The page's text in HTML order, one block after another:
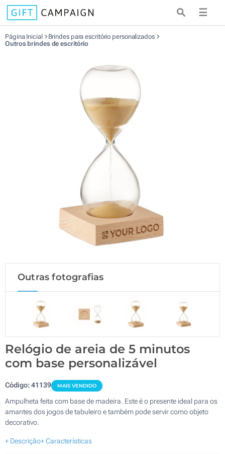
☰
Página Inicial
Brindes para escritório personalizados
Outros brindes de escritório
Outras fotografias
Relógio de areia de 5 minutos
com base personalizável
Código:41139 MAIS VENDIDO
Ampulheta feita com base de madeira. Este é o presente ideal para os
amantes dos jogos de tabuleiro e também pode servir como objeto
decorativo.
+ Descrição+ Características